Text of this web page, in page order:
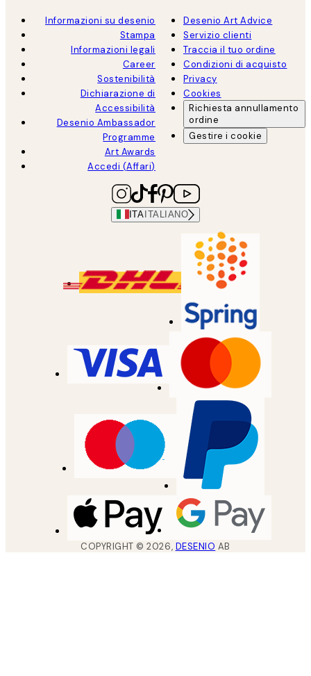
Informazioni su desenio
Stampa
Informazioni legali
Career
Sostenibilità
Dichiarazione di
Accessibilità
Desenio Ambassador
Programme
Art Awards
Accedi (Affari)
Desenio Art Advice
Servizio clienti
Traccia il tuo ordine
Condizioni di acquisto
Privacy
Cookies
Richiesta annullamento
ordine
Gestire i cookie
ITA ITALIANO
COPYRIGHT ©2026, DESENIO AB